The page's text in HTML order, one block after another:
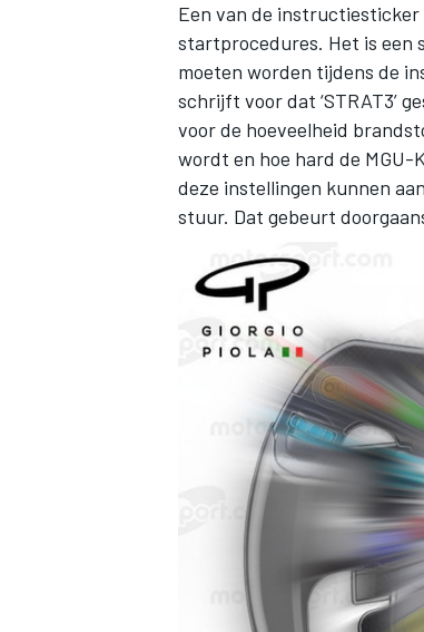
Een van de
startprocedures. Het is een
moeten worden tijdens de
schrijft voor dat ‘STRAT3’
voor de hoeveelheid
wordt en hoe hard de MGU-
deze instellingen kunnen
stuur. Dat gebeurt